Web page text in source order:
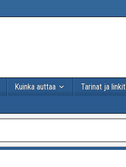
Kuinka auttaa Tarinat ja linkit